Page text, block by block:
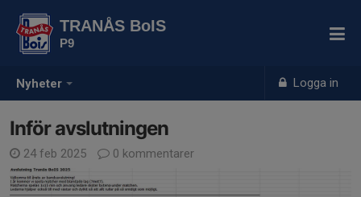
Nyheter Logga in
TRANÅS BoIS
P9
Inför avslutningen
24 feb 2025 0 kommentarer